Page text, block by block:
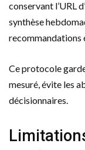
conservant l’URL
synthèse
recommandations
Ce protocole
mesuré, évite les
décisionnaires.